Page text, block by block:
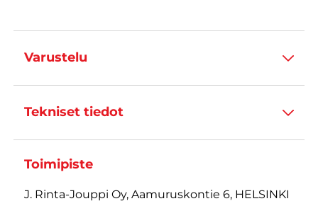
Varustelu
Tekniset tiedot
Toimipiste
J. Rinta-Jouppi Oy, Aamuruskontie 6, HELSINKI